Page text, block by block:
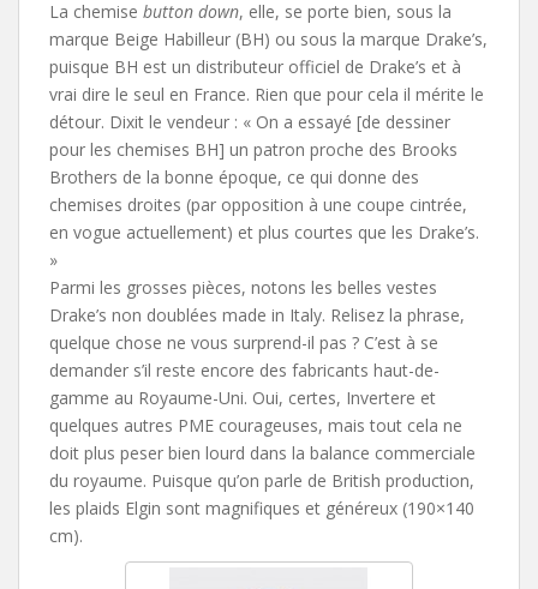
La chemise button down, elle, se porte bien, sous la
marque Beige Habilleur (BH) ou sous la marque Drake’s,
puisque BH est un distributeur officiel de Drake’s et à
vrai dire le seul en France. Rien que pour cela il mérite le
détour. Dixit le vendeur : « On a essayé [de dessiner
pour les chemises BH] un patron proche des Brooks
Brothers de la bonne époque, ce qui donne des
chemises droites (par opposition à une coupe cintrée,
en vogue actuellement) et plus courtes que les Drake’s.
»
Parmi les grosses pièces, notons les belles vestes
Drake’s non doublées made in Italy. Relisez la phrase,
quelque chose ne vous surprend-il pas ? C’est à se
demander s’il reste encore des fabricants haut-de-
gamme au Royaume-Uni. Oui, certes, Invertere et
quelques autres PME courageuses, mais tout cela ne
doit plus peser bien lourd dans la balance commerciale
du royaume. Puisque qu’on parle de British production,
les plaids Elgin sont magnifiques et généreux (190×140
cm).